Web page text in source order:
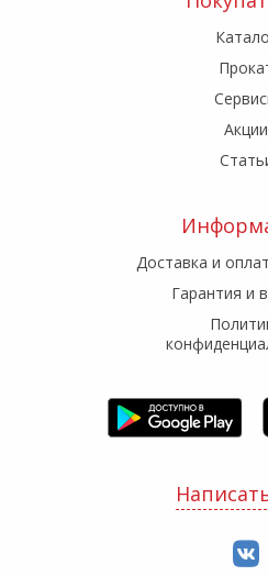
Акции
Доставка и
Гарантия и